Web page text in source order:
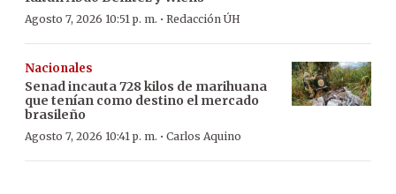
Agosto 7, 2026 10:51 p. m. · Redacción ÚH
Nacionales
Senad incauta 728 kilos de marihuana
que tenían como destino el mercado
brasileño
Agosto 7, 2026 10:41 p. m. · Carlos Aquino